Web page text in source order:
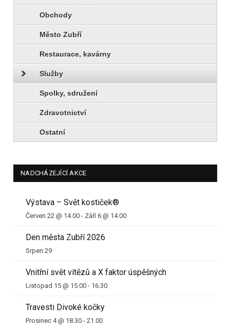
Obchody
Město Zubří
Restaurace, kavárny
Služby
Spolky, sdružení
Zdravotnictví
Ostatní
NADCHÁZEJÍCÍ AKCE
Výstava – Svět kostiček®
Červen 22 @ 14.00 - Září 6 @ 14.00
Den města Zubří 2026
Srpen 29
Vnitřní svět vítězů a X faktor úspěšných
Listopad 15 @ 15.00 - 16.30
Travesti Divoké kočky
Prosinec 4 @ 18.30 - 21.00